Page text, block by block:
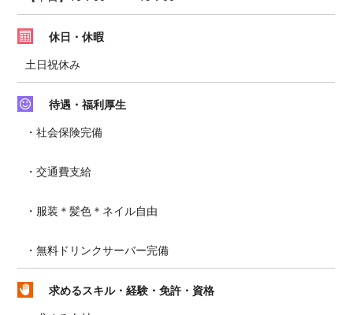
休日・休暇
土日祝休み
待遇・福利厚生
・社会保険完備
・交通費支給
・服装＊髪色＊ネイル自由
・無料ドリンクサーバー完備
求めるスキル・経験・免許・資格